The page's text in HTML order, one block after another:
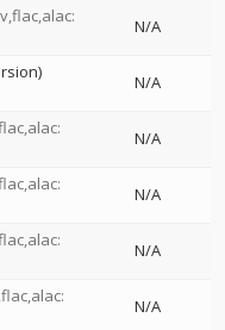
N/A
N/A
N/A
N/A
N/A
N/A